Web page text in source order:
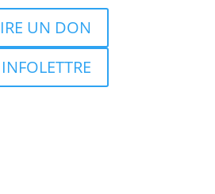
UN DON
INFOLETTRE